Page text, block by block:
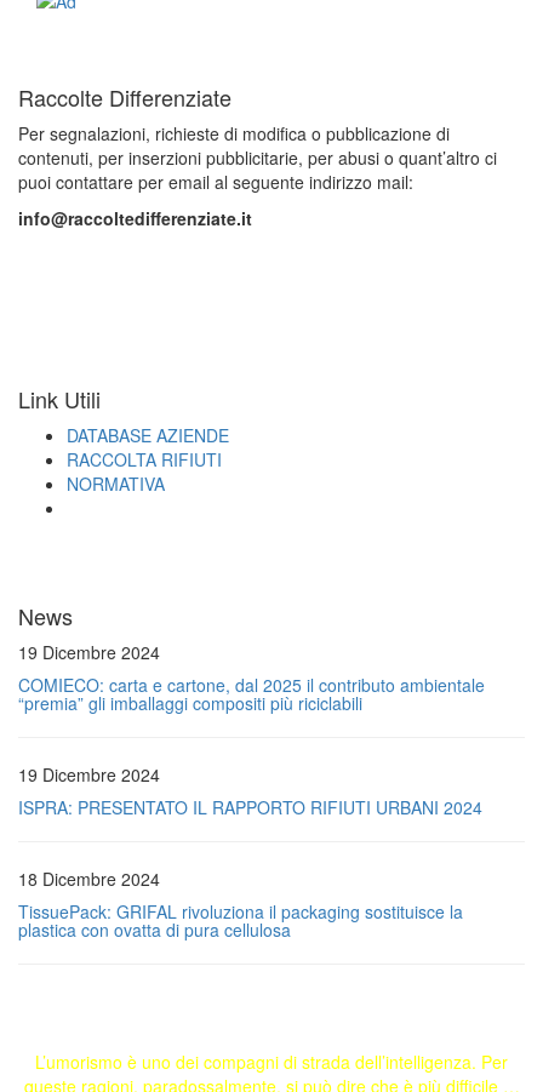
Raccolte Differenziate
Per segnalazioni, richieste di modifica o pubblicazione di
contenuti, per inserzioni pubblicitarie, per abusi o quant’altro ci
puoi contattare per email al seguente indirizzo mail:
info@raccoltedifferenziate.it
Link Utili
DATABASE AZIENDE
RACCOLTA RIFIUTI
NORMATIVA
News
19 Dicembre 2024
COMIECO: carta e cartone, dal 2025 il contributo ambientale
“premia” gli imballaggi compositi più riciclabili
19 Dicembre 2024
ISPRA: PRESENTATO IL RAPPORTO RIFIUTI URBANI 2024
18 Dicembre 2024
TissuePack: GRIFAL rivoluziona il packaging sostituisce la
plastica con ovatta di pura cellulosa
L’umorismo è uno dei compagni di strada dell’intelligenza. Per
queste ragioni, paradossalmente, si può dire che è più difficile …